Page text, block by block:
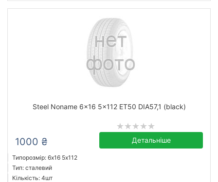
Steel Noname 6x16 5x112 ET50 DIA57,1 (black)
1000 ₴ Детальніше
Типорозмір: 6x16 5х112
Тип: сталевий
Кількість: 4шт